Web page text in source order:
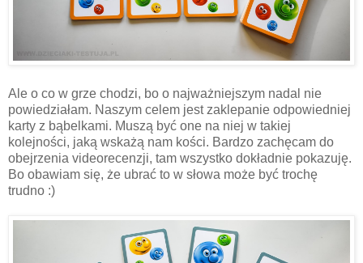
Ale o co w grze chodzi, bo o najważniejszym nadal nie
powiedziałam. Naszym celem jest zaklepanie odpowiedniej
karty z bąbelkami. Muszą być one na niej w takiej
kolejności, jaką wskażą nam kości. Bardzo zachęcam do
obejrzenia videorecenzji, tam wszystko dokładnie pokazuję.
Bo obawiam się, że ubrać to w słowa może być trochę
trudno :)